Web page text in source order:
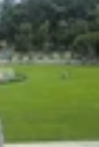
iPhone 15:
tiền hơn?